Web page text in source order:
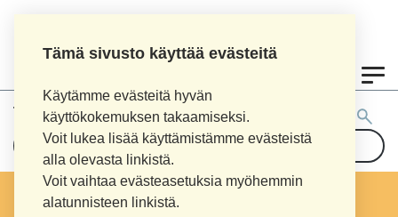
Tämä sivusto käyttää evästeitä
Käytämme evästeitä hyvän
käyttökokemuksen takaamiseksi.
Voit lukea lisää käyttämistämme evästeistä
alla olevasta linkistä.
Voit vaihtaa evästeasetuksia myöhemmin
alatunnisteen linkistä.
Tuotehaku: